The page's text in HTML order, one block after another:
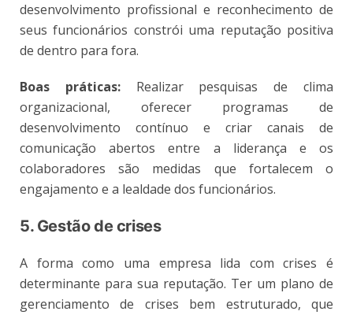
desenvolvimento profissional e reconhecimento de
seus funcionários constrói uma reputação positiva
de dentro para fora.
Boas práticas:Realizar pesquisas de clima
organizacional, oferecer programas de
desenvolvimento contínuo e criar canais de
comunicação abertos entre a liderança e os
colaboradores são medidas que fortalecem o
engajamento e a lealdade dos funcionários.
5. Gestão de crises
A forma como uma empresa lida com crises é
determinante para sua reputação. Ter um plano de
gerenciamento de crises bem estruturado, que